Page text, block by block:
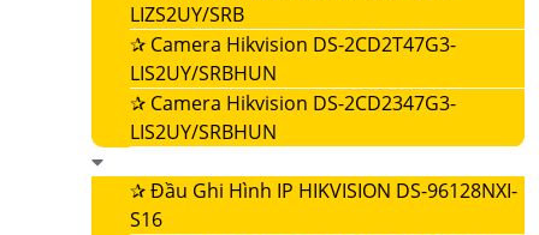
LIZS2UY/SRB
✰ Camera Hikvision DS-2CD2T47G3-
LIS2UY/SRBHUN
✰ Camera Hikvision DS-2CD2347G3-
LIS2UY/SRBHUN
✰Đầu Ghi Hình IP HIKVISION DS-96128NXI-
S16